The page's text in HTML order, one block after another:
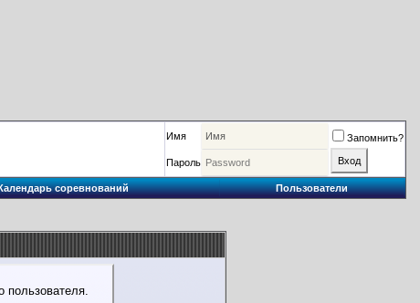
Имя Запомнить?
Пароль
соревнований Пользователи
пользователя.